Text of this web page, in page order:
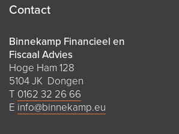
Contact
Binnekamp Financieel en
Fiscaal Advies
Hoge Ham 128
5104 JK Dongen
T 0162 32 26 66
E info@binnekamp.eu